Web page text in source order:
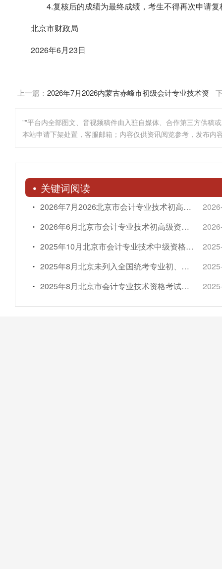
4.复核后的成绩为最终成绩，考生不得再次申请复
北京市财政局
2026年6月23日
上一篇： 2026年7月2026内蒙古赤峰市初级会计专业技术资
""平台内全部图文、音视频稿件由入驻自媒体、合作第三方供稿
本站申请下架处置，客服邮箱；内容仅供资讯阅览参考，发布
关键词阅读
2026年7月2026北京市会计专业技术初高级资格考试成绩复核工作办理通知
2026年6月北京市会计专业技术初高级资格考试成绩复核工作办理通知
2025年10月北京市会计专业技术中级资格考试成绩复核工作办理通知
2025年8月北京未列入全国统考专业初、中级卫生专业技术资格考试准考证打印公告
2025年8月北京市会计专业技术资格考试中级报名公告